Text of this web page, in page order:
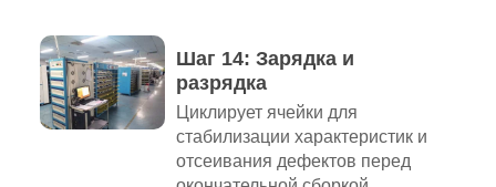
Шаг 14: Зарядка и
разрядка
Циклирует ячейки для
стабилизации характеристик и
отсеивания дефектов перед